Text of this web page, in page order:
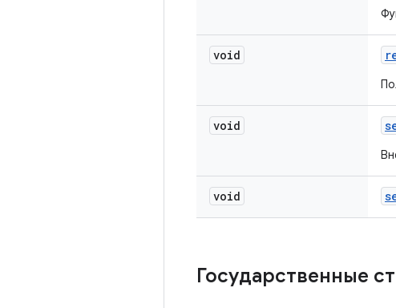
void
void
void
Государственные